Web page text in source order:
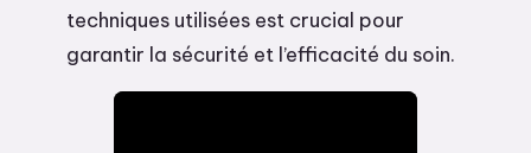
techniques utilisées est crucial pour
garantir la sécurité et l’efficacité du soin.